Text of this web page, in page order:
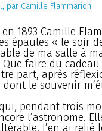
par Camille Flammarion
1893 Camille
épaules « le soir
de ma salle à
faire du cadeau
part, après
le souvenir
pendant trois
l’astronome.
J’en ai